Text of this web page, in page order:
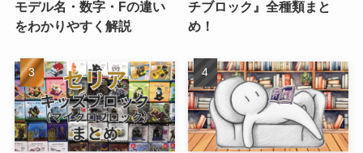
モデル名・数字・Fの違い
をわかりやすく解説
チブロック』全種類まと
め！